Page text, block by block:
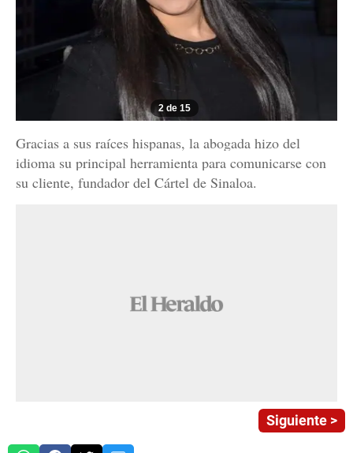
2 de 15
Gracias a sus raíces hispanas, la abogada hizo del
idioma su principal herramienta para comunicarse con
su cliente, fundador del Cártel de Sinaloa.
Siguiente >